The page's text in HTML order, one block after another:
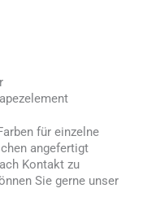
für einzelne
angefertigt
Kontakt zu
Sie gerne unser